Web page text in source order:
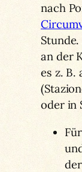
nach
an der
es z. B.
oder in